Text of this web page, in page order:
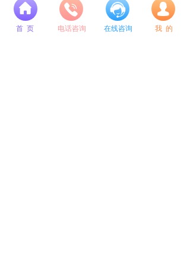
辽宁省考面试通关系列
넙
首 页 电话咨询 在线咨询 我 的